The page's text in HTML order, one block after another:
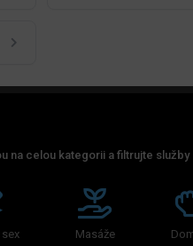
na celou kategorii a filtrujte služby
Masáže